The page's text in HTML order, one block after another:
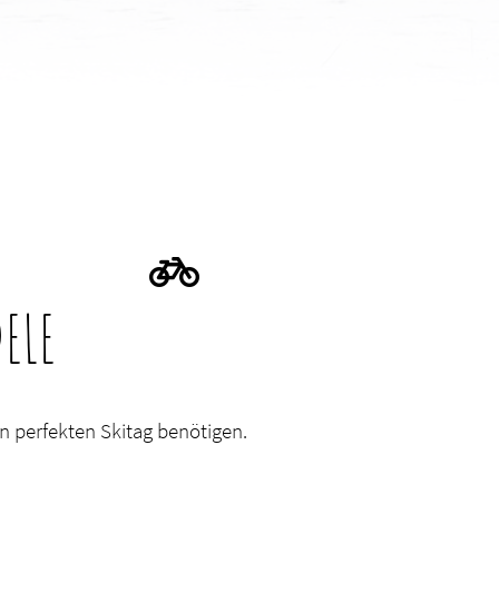
perfekten Skitag benötigen.